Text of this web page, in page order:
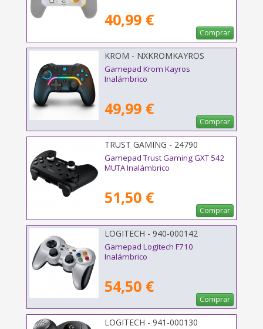
40,99 €
Comprar
KROM - NXKROMKAYROS
Gamepad Krom Kayros
Inalámbrico
49,99 €
Comprar
TRUST GAMING - 24790
Gamepad Trust Gaming GXT 542
MUTA Inalámbrico
51,50 €
Comprar
LOGITECH - 940-000142
Gamepad Logitech F710
Inalámbrico
54,50 €
Comprar
LOGITECH - 941-000130